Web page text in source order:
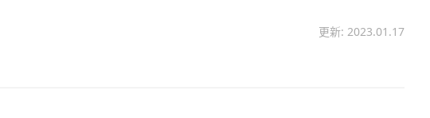
更新: 2023.01.17